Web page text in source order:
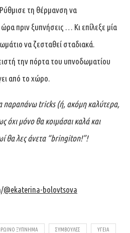
τη θέρμανση να
πριν ξυπνήσεις … Κι επίλεξε μία
να ζεσταθεί σταδιακά.
την πόρτα του υπνοδωματίου
από το χώρο.
παραπάνωtricks (ή, ακόμη καλύτερα,
όχι μόνο θα κοιμάσαι καλά και
θα λες άνετα “bringiton!”!
@ekaterina-bolovtsova
ΞΎΠΝΗΜΑ ΣΥΜΒΟΥΛΈΣ ΥΓΕΊΑ